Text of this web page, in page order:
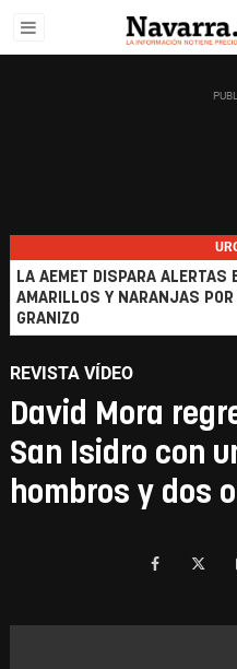
LA AEMET DISPARA ALERTAS
AMARILLOS Y NARANJAS
GRANIZO
REVISTA VÍDEO
David Mora
San Isidro con
hombros y dos